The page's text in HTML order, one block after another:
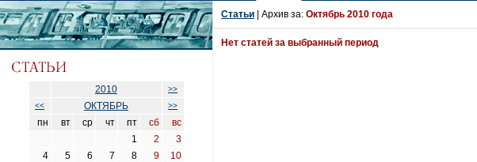
2010
>>
<<
ОКТЯБРЬ >>
пн вт ср чт пт сб
вс
1
2
3
4
5 6 7 8 9
10
Статьи | Архив за: Октябрь 2010 года
Нет статей за выбранный период